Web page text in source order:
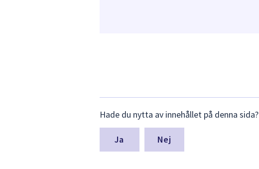
synpunkter
för
denna
Hade du nytta av innehållet på denna sida?
Nej